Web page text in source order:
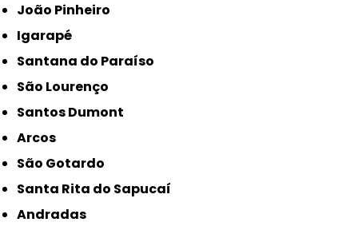
João Pinheiro
Igarapé
Santana do Paraíso
São Lourenço
Santos Dumont
Arcos
São Gotardo
Santa Rita do Sapucaí
Andradas